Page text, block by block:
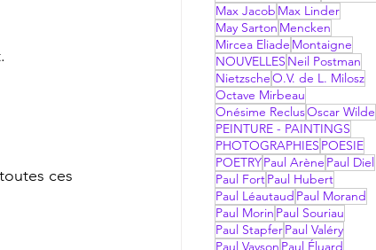
ces
Max Jacob Max Linder
May Sarton Mencken
Mircea Eliade Montaigne
NOUVELLES Neil Postman
NietzscheO.V. de L. Milosz
Octave Mirbeau
Onésime ReclusOscar Wilde
PEINTURE - PAINTINGS
PHOTOGRAPHIES POESIE
POETRYPaul Arène Paul Diel
Paul FortPaul Hubert
Paul Léautaud Paul Morand
Paul Morin Paul Souriau
Paul StapferPaul Valéry